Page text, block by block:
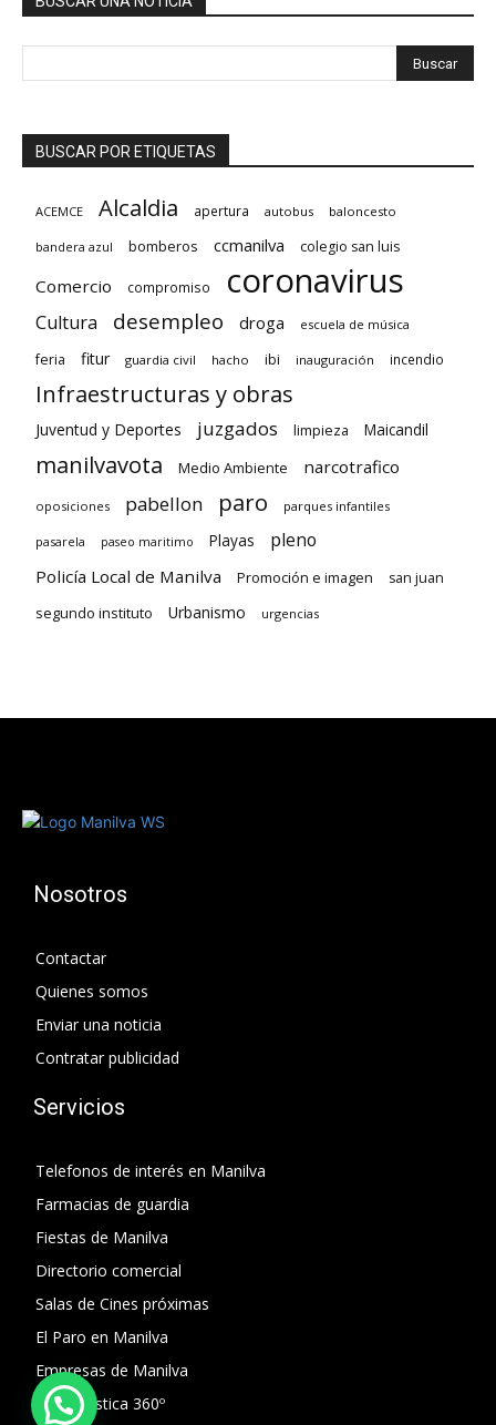
BUSCAR POR ETIQUETAS
ACEMCE Alcaldia apertura autobus baloncesto
bandera azul bomberos ccmanilva colegio san luis
Comercio compromiso coronavirus
Cultura desempleo droga escuela de música
feria fitur guardia civil hacho ibi inauguración incendio
Infraestructuras y obras
Juventud y Deportes juzgados limpieza Maicandil
manilvavota Medio Ambiente narcotrafico
oposiciones pabellon paro parques infantiles
pasarela paseo maritimo Playas pleno
Policía Local de Manilva Promoción e imagen san juan
segundo instituto Urbanismo urgencias
Nosotros
Contactar
Quienes somos
Enviar una noticia
Contratar publicidad
Servicios
Telefonos de interés en Manilva
Farmacias de guardia
Fiestas de Manilva
Directorio comercial
Salas de Cines próximas
El Paro en Manilva
Empresas de Manilva
Guía turística 360º